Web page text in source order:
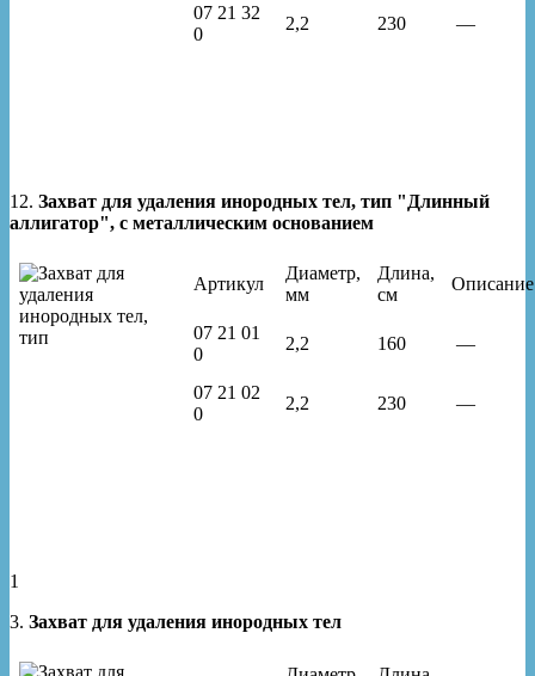
07 21 32
0
2,2 230 —
12. Захват для удаления инородных тел, тип "Длинный
аллигатор", с металлическим основанием
Артикул
Диаметр,
мм
Длина,
см
Описание
07 21 01
0
2,2 160 —
07 21 02
0
2,2 230 —
1
3. Захват для удаления инородных тел